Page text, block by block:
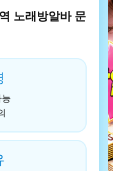
노래방알바 문